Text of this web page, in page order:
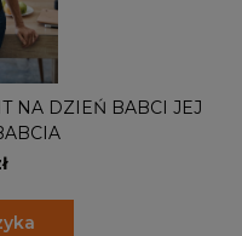
NA DZIEŃ BABCI JEJ